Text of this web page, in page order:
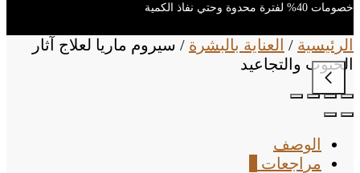
خصومات 40% لفترة محدوة وحتي نفاذ الكمية
الرئيسية / العناية بالبشرة / سيروم ماريا لعلاج آثار
الحبوب والتجاعيد
الوصف
مراجعات